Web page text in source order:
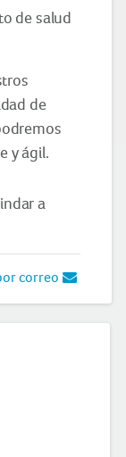
de salud
de
y ágil.
a
correo